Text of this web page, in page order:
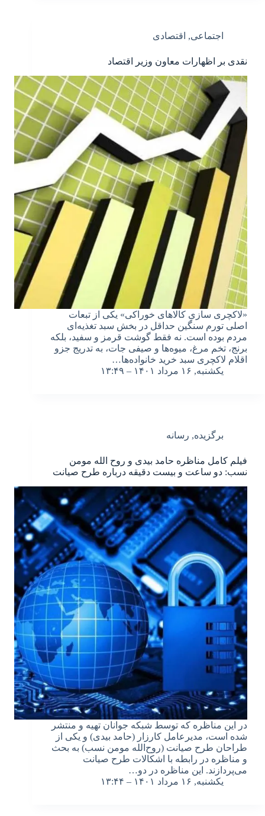
اجتماعی, اقتصادی
نقدی بر اظهارات معاون وزیر اقتصاد
«لاکچری سازیِ کالاهای خوراکی» یکی از تبعات
اصلی تورم سنگین حداقل در بخش سبد تغذیه‌ای
مردم بوده است. نه فقط گوشت قرمز و سفید، بلکه
برنج، تخم مرغ، میوه‌ها و صیفی جات، به تدریج جزو
اقلام لاکچری سبد خرید خانواده‌ها…
یکشنبه, ۱۶ مرداد ۱۴۰۱ – ۱۳:۴۹
برگزیده, رسانه
فیلم کامل مناظره حامد بیدی و روح الله مومن
نسب: دو ساعت و بیست دقیقه درباره طرح صیانت
در این مناظره که توسط شبکه جوانان تهیه و منتشر
شده است، مدیرعامل کارزار (حامد بیدی) و یکی از
طراحان طرح صیانت (روح‌الله مومن نسب) به بحث
و مناظره در رابطه با اشکالات طرح صیانت
می‌پردازند. این مناظره در دو…
یکشنبه, ۱۶ مرداد ۱۴۰۱ – ۱۳:۴۴